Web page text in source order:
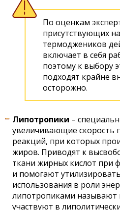
По оценкам
присутствующих
термоджеников
включает в себя
поэтому к выбору
подходят крайне
осторожно.
Липотропики –
увеличивающие скорость
реакций, при которых
жиров. Приводят к
ткани жирных кислот при
и помогают
использования в роли
липотропиками называют
участвуют в